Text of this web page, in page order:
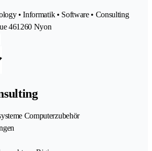
• Informatik • Software • Consulting
461260 Nyon
Computerzubehör